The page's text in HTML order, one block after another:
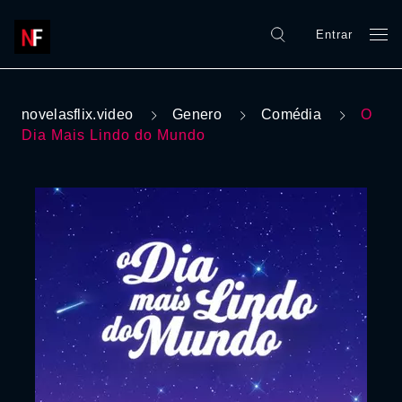
Entrar
novelasflix.video Genero Comédia
O
Dia Mais Lindo do Mundo